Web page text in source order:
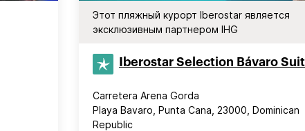
Этот пляжный курорт Iberostar является
эксклюзивным партнером IHG
Iberostar Selection​ Bávaro
Carretera Arena Gorda
Playa Bavaro, Punta Cana, 23000, Dominican
Republic